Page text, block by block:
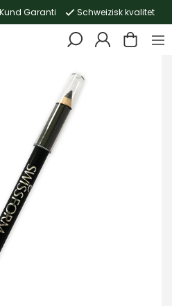
Garanti Schweizisk kvalitet